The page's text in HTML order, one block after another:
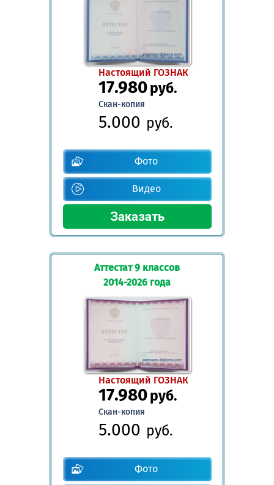
Настоящий ГОЗНАК
17.980руб.
Скан-копия
5.000 руб.
Фото
Видео
Аттестат 9 классов
2014-2026 года
Настоящий ГОЗНАК
17.980руб.
Скан-копия
5.000 руб.
Фото